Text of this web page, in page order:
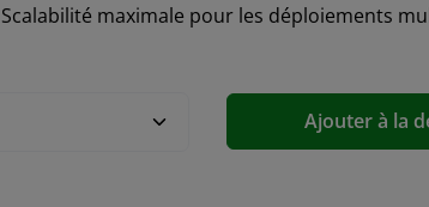
Scalabilité maximale pour les déploiements
Ajouter à la